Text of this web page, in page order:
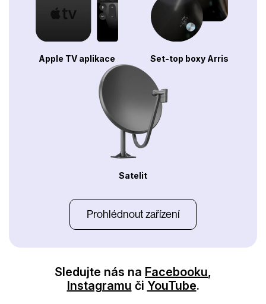
Apple TV aplikace Set-top boxy Arris
Satelit
Prohlédnout zařízení
Sledujte nás na Facebooku,
Instagramu či YouTube.